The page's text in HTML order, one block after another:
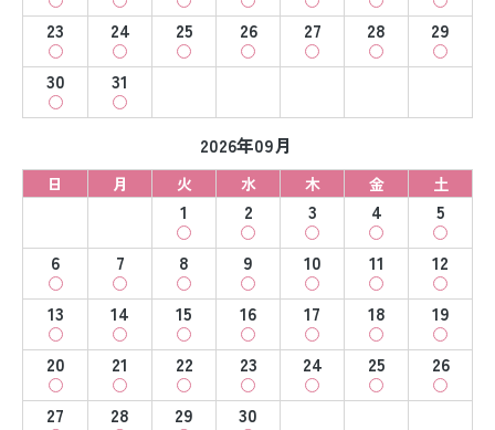
23
24 25 26 27 28
29
30
31
2026年09月
日 月 火 水 木 金 土
1 2 3 4
5
6
7 8 9 10 11
12
13
14 15 16 17 18
19
20
21 22 23 24 25
26
27
28 29 30